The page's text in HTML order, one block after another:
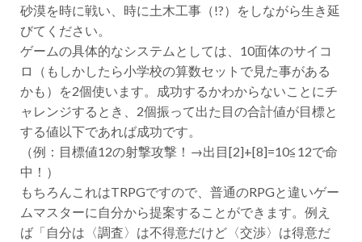
砂漠を時に戦い、時に土木工事（!?）をしながら生き延
びてください。
ゲームの具体的なシステムとしては、10面体のサイコ
ロ（もしかしたら小学校の算数セットで見た事がある
かも）を2個使います。成功するかわからないことにチ
ャレンジするとき、2個振って出た目の合計値が目標と
する値以下であれば成功です。
（例：目標値12の射撃攻撃！→出目[2]+[8]=10≦12で命
中！）
もちろんこれはTRPGですので、普通のRPGと違いゲー
ムマスターに自分から提案することができます。例え
ば「自分は〈調査〉は不得意だけど〈交渉〉は得意だ